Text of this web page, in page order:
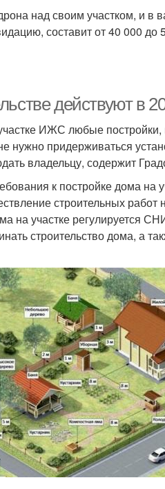
над своим участком, и в
составит от 40 000 до
действуют в
ИЖС любые
нужно придерживаться
владельцу, содержит
к постройке дома
строительных
на участке регулируется
строительство дома, а